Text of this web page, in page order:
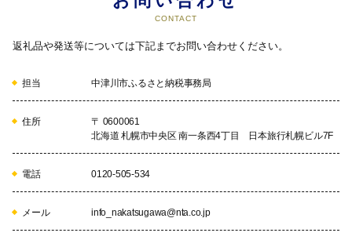
CONTACT
返礼品や発送等については下記までお問い合わせください。
担当 中津川市ふるさと納税事務局
住所
〒 0600061
北海道 札幌市中央区 南一条西4丁目 日本旅行札幌ビル7F
電話 0120-505-534
メール info_nakatsugawa@nta.co.jp